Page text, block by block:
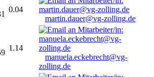
0.04
martin.dauer@vg-zolling.de
1.14
manuela.eckebrecht@vg-
zolling.de